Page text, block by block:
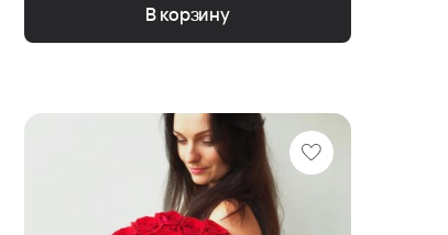
В корзину